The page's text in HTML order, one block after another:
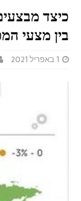
כיצד
בין מצעי
1 באפריל 2021